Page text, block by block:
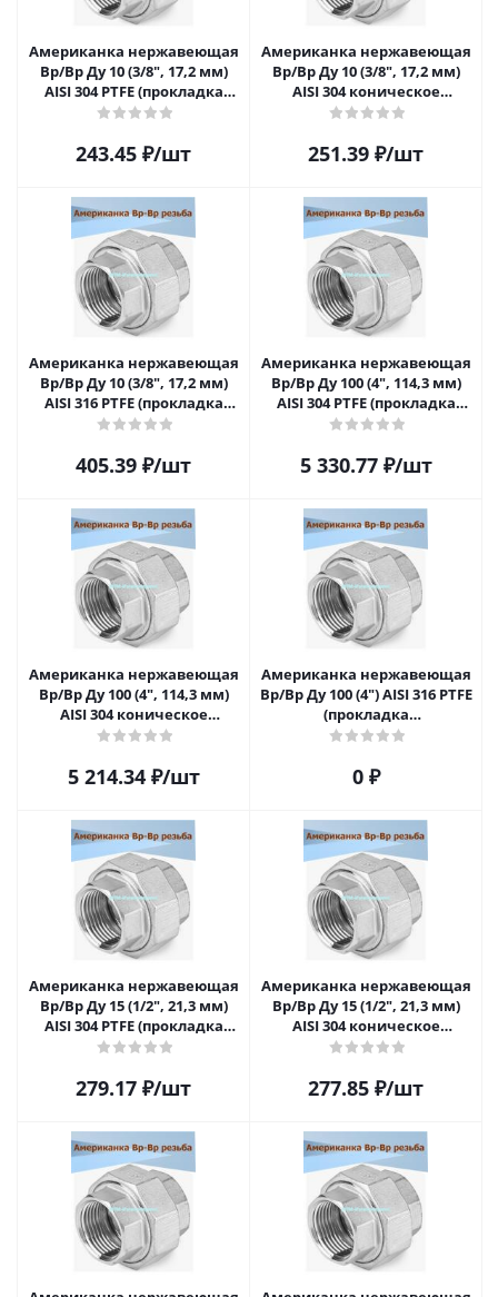
Американка нержавеющая
Вр/Вр Ду 10 (3/8", 17,2 мм)
AISI 304 PTFE (прокладка
фторопластовая)
243.45 ₽/шт
Американка нержавеющая
Вр/Вр Ду 10 (3/8", 17,2 мм)
AISI 304 коническое
уплотнение
251.39 ₽/шт
Американка нержавеющая
Вр/Вр Ду 10 (3/8", 17,2 мм)
AISI 316 PTFE (прокладка
фторопластовая)
405.39 ₽/шт
Американка нержавеющая
Вр/Вр Ду 100 (4", 114,3 мм)
AISI 304 PTFE (прокладка
фторопластовая)
5 330.77₽/шт
Американка нержавеющая
Вр/Вр Ду 100 (4", 114,3 мм)
AISI 304 коническое
уплотнение
5 214.34₽/шт
Американка нержавеющая
Вр/Вр Ду 100 (4") AISI 316 PTFE
(прокладка
фторопластовая)
0 ₽
Американка нержавеющая
Вр/Вр Ду 15 (1/2", 21,3 мм)
AISI 304 PTFE (прокладка
фторопластовая)
279.17 ₽/шт
Американка нержавеющая
Вр/Вр Ду 15 (1/2", 21,3 мм)
AISI 304 коническое
уплотнение
277.85 ₽/шт